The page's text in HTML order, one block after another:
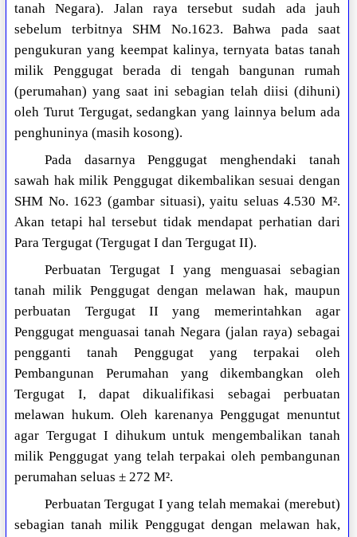
tanah Negara). Jalan raya tersebut sudah ada jauh
sebelum terbitnya SHM No.1623. Bahwa pada saat
pengukuran yang keempat kalinya, ternyata batas tanah
milik Penggugat berada di tengah bangunan rumah
(perumahan) yang saat ini sebagian telah diisi (dihuni)
oleh Turut Tergugat, sedangkan yang lainnya belum ada
penghuninya (masih kosong).
Pada dasarnya Penggugat menghendaki tanah
sawah hak milik Penggugat dikembalikan sesuai dengan
SHM No. 1623 (gambar situasi), yaitu seluas 4.530 M².
Akan tetapi hal tersebut tidak mendapat perhatian dari
Para Tergugat (Tergugat I dan Tergugat II).
Perbuatan Tergugat I yang menguasai sebagian
tanah milik Penggugat dengan melawan hak, maupun
perbuatan Tergugat II yang memerintahkan agar
Penggugat menguasai tanah Negara (jalan raya) sebagai
pengganti tanah Penggugat yang terpakai oleh
Pembangunan Perumahan yang dikembangkan oleh
Tergugat I, dapat dikualifikasi sebagai perbuatan
melawan hukum. Oleh karenanya Penggugat menuntut
agar Tergugat I dihukum untuk mengembalikan tanah
milik Penggugat yang telah terpakai oleh pembangunan
perumahan seluas ± 272 M².
Perbuatan Tergugat I yang telah memakai (merebut)
sebagian tanah milik Penggugat dengan melawan hak,